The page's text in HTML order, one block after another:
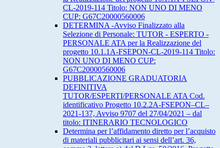
CL-2019-114 Titolo: NON UNO DI MENO
CUP: G67C20000560006
DETERMINA -Avviso Finalizzato alla
Selezione di Personale: TUTOR - ESPERTO -
PERSONALE ATA per la Realizzazione del
progetto 10.1.1A-FSEPON-CL-2019-114 Titolo:
NON UNO DI MENO CUP:
G67C20000560006
PUBBLICAZIONE GRADUATORIA
DEFINITIVA
TUTOR/ESPERTI/PERSONALE ATA Cod.
identificativo Progetto 10.2.2A-FSEPON–CL–
2021-137, Avviso 9707 del 27/04/2021 – dal
titolo: ITINERARIO TECNOLOGICO
Determina per l’affidamento diretto per l’acquisto
di materiali pubblicitari ai sensi dell’art. 36,